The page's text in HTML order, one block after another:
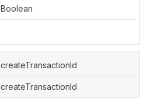
Boolean
createTransactionId
createTransactionId